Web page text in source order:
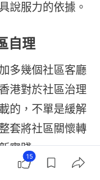
說服力的依據。
自理
多幾個社區客廳
港對於社區治理
的，不單是緩解
套將社區關懷轉
實踐。
15